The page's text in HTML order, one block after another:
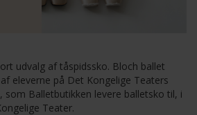
udvalg af tåspidssko. Bloch ballet
eleverne på Det Kongelige Teaters
som Balletbutikken levere balletsko til, i
Teater.